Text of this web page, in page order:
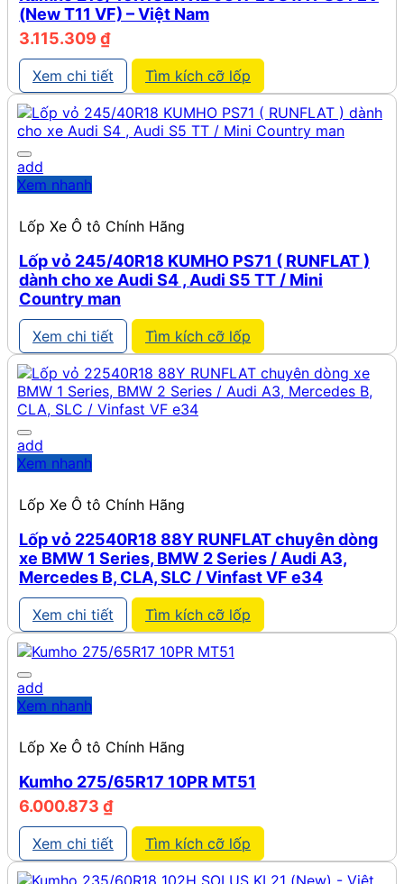
(New T11 VF) – Việt Nam
3.115.309 ₫
Xem chi tiết Tìm kích cỡ lốp
add
Xem nhanh
Lốp Xe Ô tô Chính Hãng
Lốp vỏ 245/40R18 KUMHO PS71 ( RUNFLAT )
dành cho xe Audi S4 , Audi S5 TT / Mini
Country man
Xem chi tiết Tìm kích cỡ lốp
add
Xem nhanh
Lốp Xe Ô tô Chính Hãng
Lốp vỏ 22540R18 88Y RUNFLAT chuyên dòng
xe BMW 1 Series, BMW 2 Series / Audi A3,
Mercedes B, CLA, SLC / Vinfast VF e34
Xem chi tiết Tìm kích cỡ lốp
add
Xem nhanh
Lốp Xe Ô tô Chính Hãng
Kumho 275/65R17 10PR MT51
6.000.873 ₫
Xem chi tiết Tìm kích cỡ lốp